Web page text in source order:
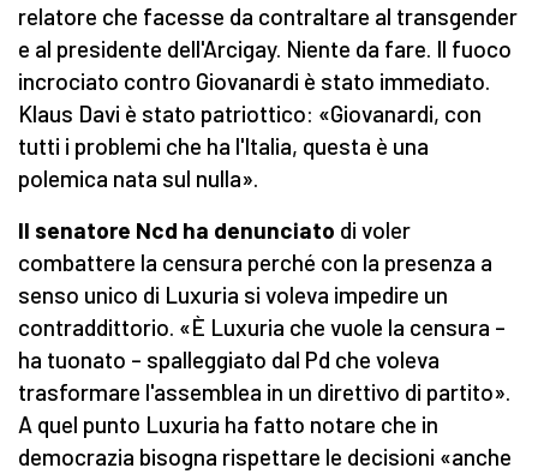
relatore che facesse da contraltare al transgender
e al presidente dell'Arcigay. Niente da fare. Il fuoco
incrociato contro Giovanardi è stato immediato.
Klaus Davi è stato patriottico: «Giovanardi, con
tutti i problemi che ha l'Italia, questa è una
polemica nata sul nulla».
Il senatore Ncd ha denunciato di voler
combattere la censura perché con la presenza a
senso unico di Luxuria si voleva impedire un
contraddittorio. «È Luxuria che vuole la censura –
ha tuonato – spalleggiato dal Pd che voleva
trasformare l'assemblea in un direttivo di partito».
A quel punto Luxuria ha fatto notare che in
democrazia bisogna rispettare le decisioni «anche